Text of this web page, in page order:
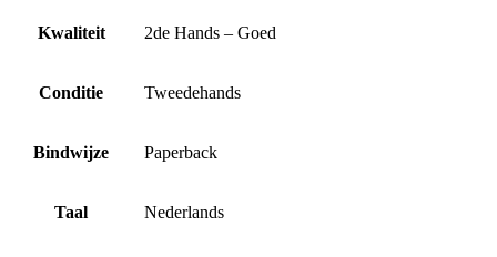
Kwaliteit 2de Hands – Goed
Conditie Tweedehands
Bindwijze Paperback
Taal Nederlands